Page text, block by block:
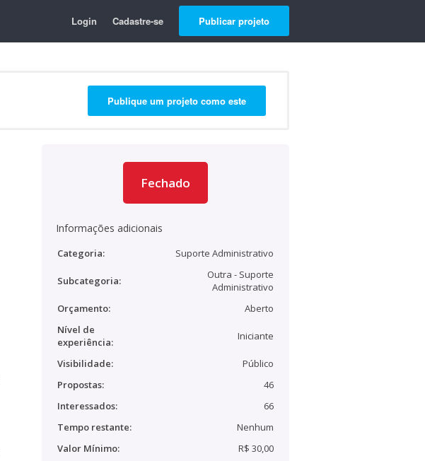
Login Cadastre-se Publicar projeto
Publique um projeto como este
Fechado
Informações adicionais
Categoria: Suporte Administrativo
Subcategoria:
Outra - Suporte
Administrativo
Orçamento:
Aberto
Nível de
experiência:
Iniciante
Visibilidade:
Público
Propostas:
46
Interessados:
66
Tempo restante:
Nenhum
Valor Mínimo:
R$ 30,00